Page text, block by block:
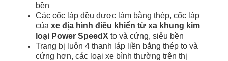
bền
Các cốc láp đều được làm bằng thép, cốc láp
của xe địa hình điều khiển từ xa khung kim
loại Power SpeedX to và cứng, siêu bền
Trang bị luôn 4 thanh láp liền bằng thép to và
cứng hơn, các loại xe bình thường trên thị